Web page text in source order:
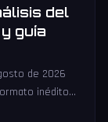
del
guía
de 2026
inédito